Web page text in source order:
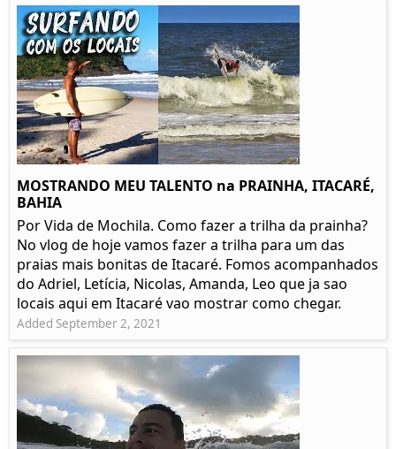
MOSTRANDO MEU TALENTO na PRAINHA, ITACARÉ,
BAHIA
Por Vida de Mochila. Como fazer a trilha da prainha?
No vlog de hoje vamos fazer a trilha para um das
praias mais bonitas de Itacaré. Fomos acompanhados
do Adriel, Letícia, Nicolas, Amanda, Leo que ja sao
locais aqui em Itacaré vao mostrar como chegar.
Added September 2, 2021